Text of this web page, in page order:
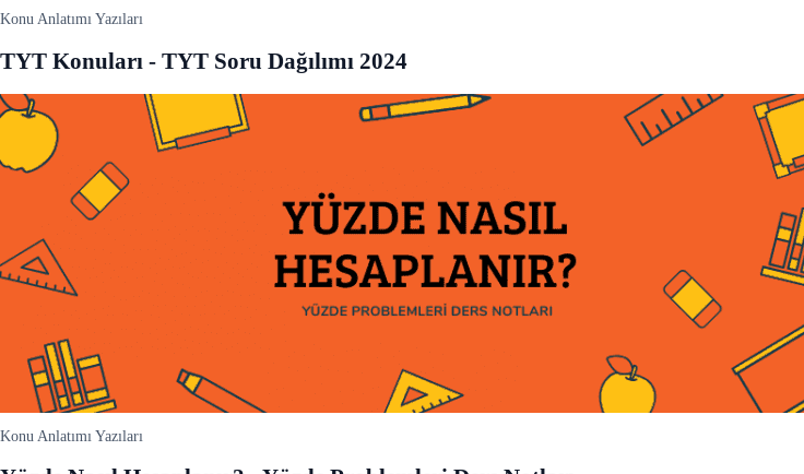
Konu Anlatımı Yazıları
TYT Konuları - TYT Soru Dağılımı 2024
Konu Anlatımı Yazıları